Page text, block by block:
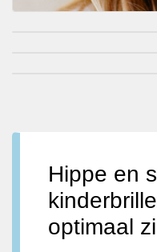
Hippe en
optimaal